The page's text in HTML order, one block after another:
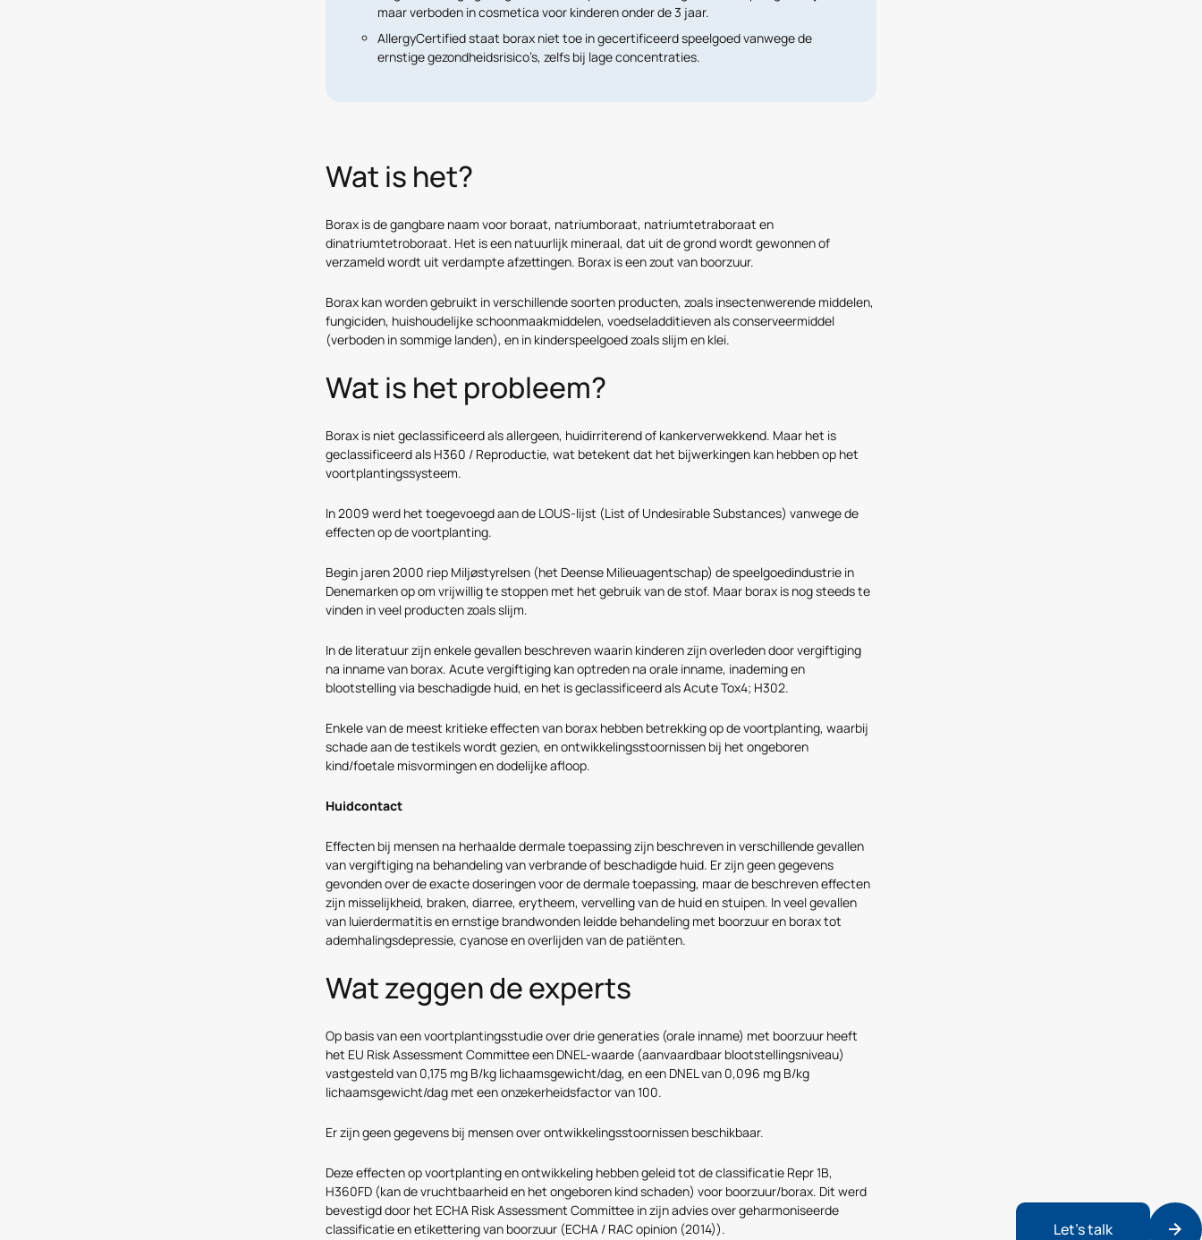
maar verboden in cosmetica voor kinderen onder de 3 jaar.
AllergyCertified staat borax niet toe in gecertificeerd speelgoed vanwege de
ernstige gezondheidsrisico’s, zelfs bij lage concentraties.
Wat is het?
Borax is de gangbare naam voor boraat, natriumboraat, natriumtetraboraat en
dinatriumtetroboraat. Het is een natuurlijk mineraal, dat uit de grond wordt gewonnen of
verzameld wordt uit verdampte afzettingen. Borax is een zout van boorzuur.
Borax kan worden gebruikt in verschillende soorten producten, zoals insectenwerende middelen,
fungiciden, huishoudelijke schoonmaakmiddelen, voedseladditieven als conserveermiddel
(verboden in sommige landen), en in kinderspeelgoed zoals slijm en klei.
Wat is het probleem?
Borax is niet geclassificeerd als allergeen, huidirriterend of kankerverwekkend. Maar het is
geclassificeerd als H360 / Reproductie, wat betekent dat het bijwerkingen kan hebben op het
voortplantingssysteem.
In 2009 werd het toegevoegd aan de LOUS-lijst (List of Undesirable Substances) vanwege de
effecten op de voortplanting.
Begin jaren 2000 riep Miljøstyrelsen (het Deense Milieuagentschap) de speelgoedindustrie in
Denemarken op om vrijwillig te stoppen met het gebruik van de stof. Maar borax is nog steeds te
vinden in veel producten zoals slijm.
In de literatuur zijn enkele gevallen beschreven waarin kinderen zijn overleden door vergiftiging
na inname van borax. Acute vergiftiging kan optreden na orale inname, inademing en
blootstelling via beschadigde huid, en het is geclassificeerd als Acute Tox4; H302.
Enkele van de meest kritieke effecten van borax hebben betrekking op de voortplanting, waarbij
schade aan de testikels wordt gezien, en ontwikkelingsstoornissen bij het ongeboren
kind/foetale misvormingen en dodelijke afloop.
Huidcontact
Effecten bij mensen na herhaalde dermale toepassing zijn beschreven in verschillende gevallen
van vergiftiging na behandeling van verbrande of beschadigde huid. Er zijn geen gegevens
gevonden over de exacte doseringen voor de dermale toepassing, maar de beschreven effecten
zijn misselijkheid, braken, diarree, erytheem, vervelling van de huid en stuipen. In veel gevallen
van luierdermatitis en ernstige brandwonden leidde behandeling met boorzuur en borax tot
ademhalingsdepressie, cyanose en overlijden van de patiënten.
Wat zeggen de experts
Op basis van een voortplantingsstudie over drie generaties (orale inname) met boorzuur heeft
het EU Risk Assessment Committee een DNEL-waarde (aanvaardbaar blootstellingsniveau)
vastgesteld van 0,175 mg B/kg lichaamsgewicht/dag, en een DNEL van 0,096 mg B/kg
lichaamsgewicht/dag met een onzekerheidsfactor van 100.
Er zijn geen gegevens bij mensen over ontwikkelingsstoornissen beschikbaar.
Deze effecten op voortplanting en ontwikkeling hebben geleid tot de classificatie Repr 1B,
H360FD (kan de vruchtbaarheid en het ongeboren kind schaden) voor boorzuur/borax. Dit werd
bevestigd door het ECHA Risk Assessment Committee in zijn advies over geharmoniseerde
classificatie en etikettering van boorzuur (ECHA / RAC opinion (2014)).
Let's talk